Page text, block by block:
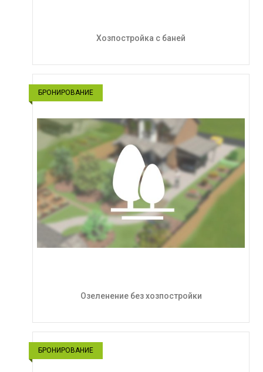
Хозпостройка с баней
БРОНИРОВАНИЕ
Озеленение без хозпостройки
БРОНИРОВАНИЕ